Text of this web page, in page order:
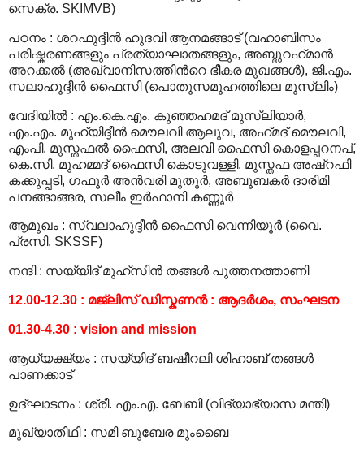
സെക്ര. SKIMVB)
പഠനം : ശറഫുദ്ദീന്‍ ഹുദവി ആനമങ്ങാട് (വഹാബിസം
പരിഷ്കരണങ്ങളും പ്രത്യാഘാതങ്ങളും, അബ്ദുറഹ്‍മാന്‍
അറക്കല്‍ (അഖ്വാനിസത്തിന്‍റെ ഭീകര മുഖങ്ങള്‍), ജി.എം.
സലാഹുദ്ദീന്‍ ഫൈസി (പൊതുസമൂഹത്തിലെ മുസ്‍ലിം)
വേദിയില്‍ : എം.കെ.എം. കുഞ്ഞഹമദ് മുസ്‍ലിയാര്‍,
എം.എം. മുഹ്‍യിദ്ദീന്‍ മൌലവി ആലുവ, അഹ്‍മദ് മൌലവി,
എംപി. മുസ്തഫല്‍ ഫൈസി, അലവി ഫൈസി കൊളപ്പറനപ്,
കെ.സി. മുഹമ്മദ് ഫൈസി കൊടുവള്ളി, മുസ്തഫ അഷ്റഫി
കക്കുപ്പടി, ഗഫൂര്‍ അന്‍വരി മുതൂര്‍, അബൂബകര്‍ ദാരിമി
പനങ്ങാങ്ങര, സലീം ഇര്‍ഫാനി കണ്ണൂര്‍
ആമുഖം : സ്വലാഹുദ്ദീന്‍ ഫൈസി വെന്നിയൂര്‍ (വൈ.
പ്രസി. SKSSF)
നന്ദി : സയ്യിദ് മുഹ്‍സിന്‍ തങ്ങള്‍ പുത്തനത്താണി
12.00-12.30 : മജ്‍ലിസ് ഡിസ്കണന്‍ : ആദര്‍ശം, സംഘടന
01.30-4.30 : vision and mission
ആധ്യക്ഷ്യം : സയ്യിദ് ബഷീറലി ശിഹാബ് തങ്ങള്‍
പാണക്കാട്
ഉദ്ഘാടനം : ശ്രീ. എം.എ. ബേബി (വിദ്യാഭ്യാസ മന്തി)
മുഖ്യാതിഥി : സമി ബുബേര മുംബൈ